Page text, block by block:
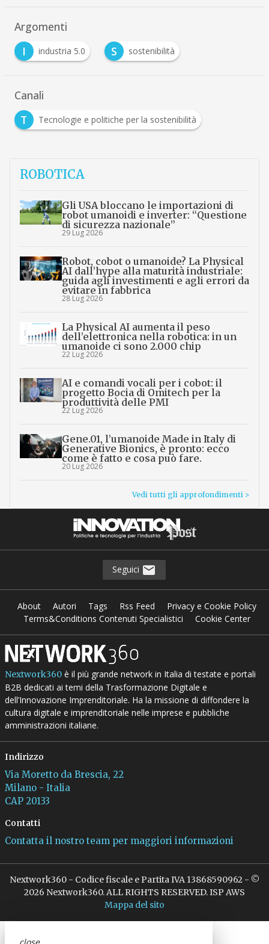
Argomenti
I
industria 5.0 S sostenibilità
Canali
T
Tecnologie e politiche per la sostenibilità
ROBOTICA
Gli USA bloccano le importazioni di
robot umanoidi e inverter: “Questione
di sicurezza nazionale”
29 Lug 2026
Robot, cobot o umanoide? La Physical
AI dall’hype alla maturità industriale:
guida agli investimenti e agli errori da
evitare in fabbrica
28 Lug 2026
La Physical AI aumenta il peso
dell’elettronica nella robotica: in un
umanoide ci sono 2.000 chip
22 Lug 2026
AI e comandi vocali per i cobot: il
progetto Bocia di Omitech per la
produttività delle PMI
22 Lug 2026
Gene.01, l’umanoide Made in Italy di
Generative Bionics, è pronto: ecco
come è fatto e cosa può fare.
20 Lug 2026
Vedi tutti gli approfondimenti >
Seguici
About Autori Tags Rss Feed
Privacy e Cookie Policy
Terms&Conditions Contenuti Specialistici
Cookie Center
Nextwork360è il più grande network in Italia di testate e portali
B2B dedicati ai temi della Trasformazione Digitale e
dell’Innovazione Imprenditoriale. Ha la missione di diffondere la
cultura digitale e imprenditoriale nelle imprese e pubbliche
amministrazioni italiane.
Indirizzo
Via Moretto da Brescia, 22
Milano - Italia
CAP 20133
Contatti
Contatta il nostro team per maggiori informazioni
Nextwork360 - Codice fiscale e Partita IVA 13868590962 - ©
2026 Nextwork360. ALL RIGHTS RESERVED. ISP AWS
Mappa del sito